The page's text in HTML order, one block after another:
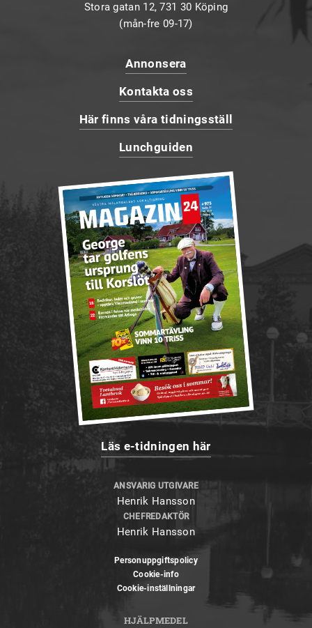
Stora gatan 12, 731 30 Köping
(mån-fre 09-17)
Annonsera
Kontakta oss
Här finns våra tidningsställ
Lunchguiden
Läs e-tidningen här
ANSVARIG UTGIVARE
Henrik Hansson
CHEFREDAKTÖR
Henrik Hansson
Personuppgiftspolicy
Cookie-info
Cookie-inställningar
HJÄLPMEDEL